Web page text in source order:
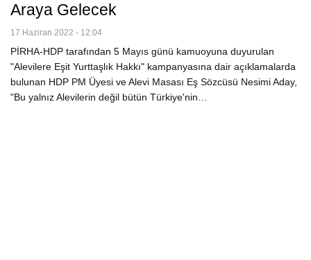
Araya Gelecek
17 Haziran 2022 - 12:04
PİRHA-HDP tarafından 5 Mayıs günü kamuoyuna duyurulan
"Alevilere Eşit Yurttaşlık Hakkı" kampanyasına dair açıklamalarda
bulunan HDP PM Üyesi ve Alevi Masası Eş Sözcüsü Nesimi Aday,
"Bu yalnız Alevilerin değil bütün Türkiye'nin…